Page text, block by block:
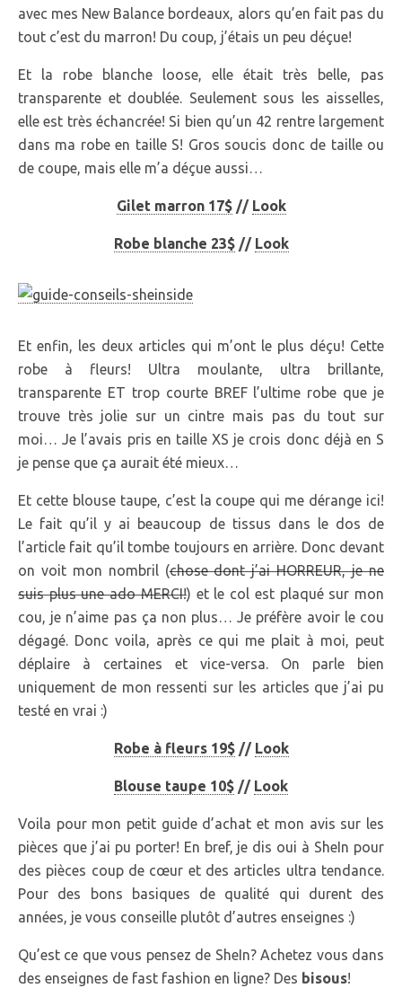
avec mes New Balance bordeaux, alors qu’en fait pas du
tout c’est du marron! Du coup, j’étais un peu déçue!
Et la robe blanche loose, elle était très belle, pas
transparente et doublée. Seulement sous les aisselles,
elle est très échancrée! Si bien qu’un 42 rentre largement
dans ma robe en taille S! Gros soucis donc de taille ou
de coupe, mais elle m’a déçue aussi…
Gilet marron 17$// Look
Robe blanche 23$// Look
Et enfin, les deux articles qui m’ont le plus déçu! Cette
robe à fleurs! Ultra moulante, ultra brillante,
transparente ET trop courte BREF l’ultime robe que je
trouve très jolie sur un cintre mais pas du tout sur
moi… Je l’avais pris en taille XS je crois donc déjà en S
je pense que ça aurait été mieux…
Et cette blouse taupe, c’est la coupe qui me dérange ici!
Le fait qu’il y ai beaucoup de tissus dans le dos de
l’article fait qu’il tombe toujours en arrière. Donc devant
on voit mon nombril (chose dont j’ai HORREUR, je ne
suis plus une ado MERCI!) et le col est plaqué sur mon
cou, je n’aime pas ça non plus… Je préfère avoir le cou
dégagé. Donc voila, après ce qui me plait à moi, peut
déplaire à certaines et vice-versa. On parle bien
uniquement de mon ressenti sur les articles que j’ai pu
testé en vrai :)
Robe à fleurs 19$// Look
Blouse taupe 10$ // Look
Voila pour mon petit guide d’achat et mon avis sur les
pièces que j’ai pu porter! En bref, je dis oui à SheIn pour
des pièces coup de cœur et des articles ultra tendance.
Pour des bons basiques de qualité qui durent des
années, je vous conseille plutôt d’autres enseignes :)
Qu’est ce que vous pensez de SheIn? Achetez vous dans
des enseignes de fast fashion en ligne? Des bisous!